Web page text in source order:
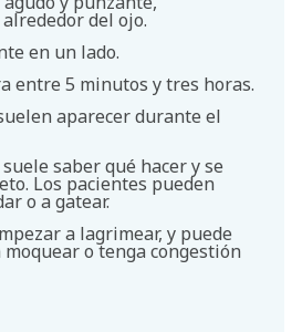
del ojo.
en un lado.
entre 5 minutos y tres horas.
aparecer durante el
saber qué hacer y se
Los pacientes pueden
o a gatear.
a lagrimear, y puede
moquear o tenga congestión